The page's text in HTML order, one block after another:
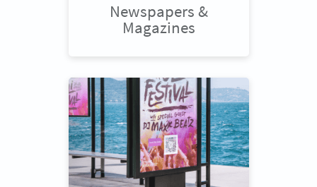
Newspapers &
Magazines